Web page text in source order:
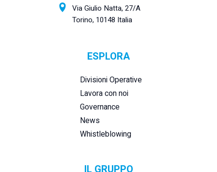
Via Giulio Natta, 27/A
Torino, 10148 Italia
ESPLORA
Divisioni Operative
Lavora con noi
Governance
News
Whistleblowing
IL GRUPPO